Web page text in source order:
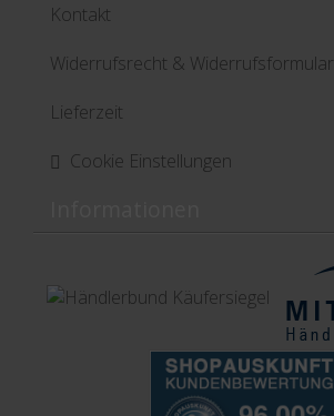
Kontakt
Widerrufsrecht & Widerrufsformular
Lieferzeit
Cookie Einstellungen